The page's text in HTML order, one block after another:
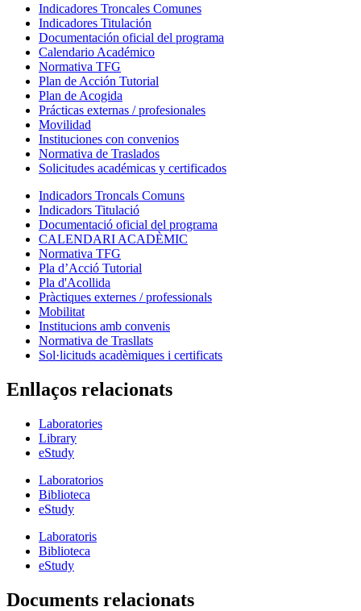
Indicadores Troncales Comunes
Indicadores Titulación
Documentación oficial del programa
Calendario Académico
Normativa TFG
Plan de Acción Tutorial
Plan de Acogida
Prácticas externas / profesionales
Movilidad
Instituciones con convenios
Normativa de Traslados
Solicitudes académicas y certificados
Indicadors Troncals Comuns
Indicadors Titulació
Documentació oficial del programa
CALENDARI ACADÈMIC
Normativa TFG
Pla d’Acció Tutorial
Pla d'Acollida
Pràctiques externes / professionals
Mobilitat
Institucions amb convenis
Normativa de Trasllats
Sol·licituds acadèmiques i certificats
Enllaços relacionats
Laboratories
Library
eStudy
Laboratorios
Biblioteca
eStudy
Laboratoris
Biblioteca
eStudy
Documents relacionats